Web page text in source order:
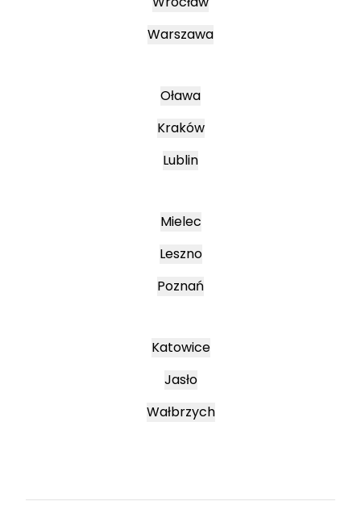
Warszawa
Oława
Kraków
Lublin
Mielec
Leszno
Poznań
Katowice
Jasło
Wałbrzych